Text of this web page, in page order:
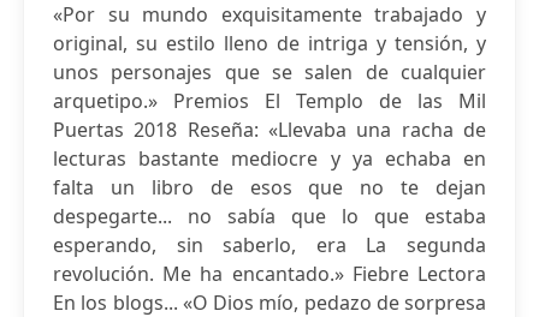
«Por su mundo exquisitamente trabajado y
original, su estilo lleno de intriga y tensión, y
unos personajes que se salen de cualquier
arquetipo.» Premios El Templo de las Mil
Puertas 2018 Reseña: «Llevaba una racha de
lecturas bastante mediocre y ya echaba en
falta un libro de esos que no te dejan
despegarte... no sabía que lo que estaba
esperando, sin saberlo, era La segunda
revolución. Me ha encantado.» Fiebre Lectora
En los blogs... «O Dios mío, pedazo de sorpresa